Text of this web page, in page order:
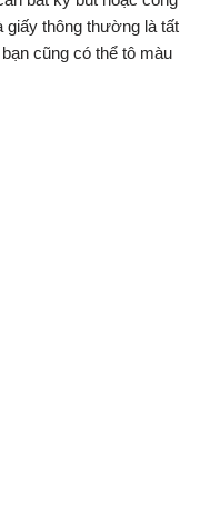
giấy thông thường là tất
cũng có thể tô màu